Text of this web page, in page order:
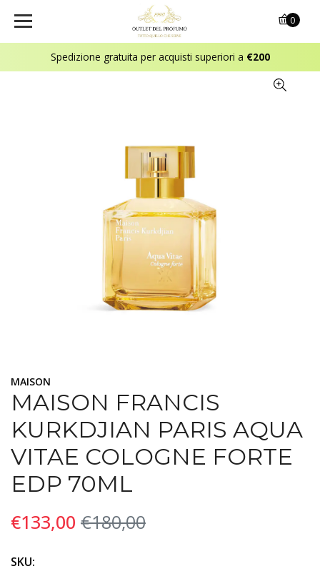
Spedizione gratuita per acquisti superiori a €200
0
MAISON
MAISON FRANCIS
KURKDJIAN PARIS AQUA
VITAE COLOGNE FORTE
EDP 70ML
€133,00 €180,00
SKU: